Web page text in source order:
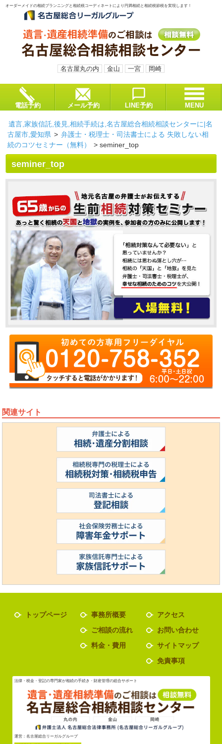
オーダーメイドの相続プランニングと相続税コーディネートにより円満相続と相続税節税を実現します！
名古屋丸の内 金山 一宮 岡崎
電話予約 メール予約 LINE予約 MENU
遺言,家族信託,後見,相続手続は,名古屋総合相続相談センターに|名
古屋市,愛知県 > 弁護士・税理士・司法書士による 失敗しない相
続のコツセミナー（無料）
>seminer_top
seminer_top
関連サイト
トップページ
事務所概要
ご相談の流れ
料金・費用
アクセス
お問い合わせ
サイトマップ
免責事項
法律・税金・登記の専門家が相続の手続き・財産管理の総合サポート
運営：名古屋総合リーガルグループ